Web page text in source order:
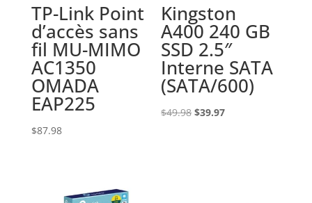
TP-Link Point
d’accès sans
fil MU-MIMO
AC1350
OMADA
EAP225
$87.98
Kingston
A400 240 GB
SSD 2.5″
Interne SATA
(SATA/600)
$49.98 Le
$39.97Le